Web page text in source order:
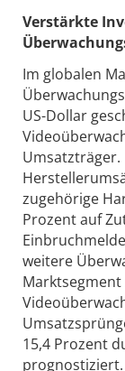
Verstärkte
Im globalen
US-Dollar
Umsatzträger.
zugehörige
Prozent auf
weitere
15,4 Prozent
prognostiziert.